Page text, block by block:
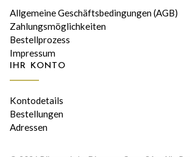
Allgemeine Geschäftsbedingungen (AGB)
Zahlungsmöglichkeiten
Bestellprozess
Impressum
IHR KONTO
Kontodetails
Bestellungen
Adressen